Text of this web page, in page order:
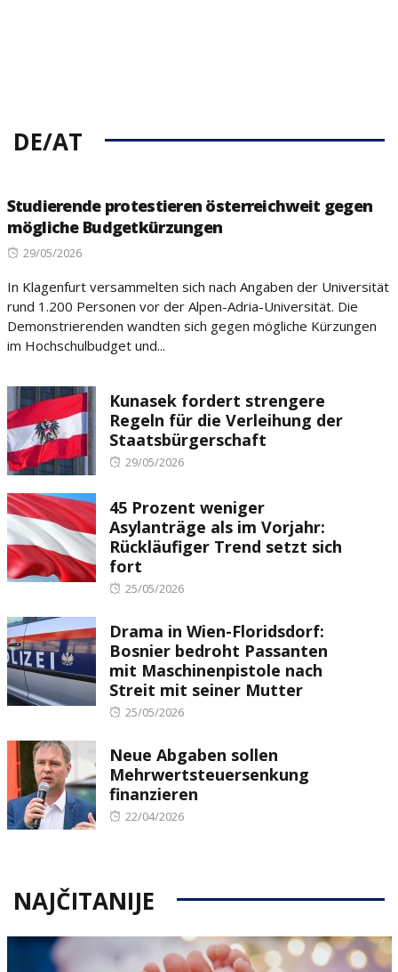
DE/AT
Studierende protestieren österreichweit gegen
mögliche Budgetkürzungen
Posted
29/05/2026
In Klagenfurt versammelten sich nach Angaben der Universität
rund 1.200 Personen vor der Alpen-Adria-Universität. Die
Demonstrierenden wandten sich gegen mögliche Kürzungen
im Hochschulbudget und...
Kunasek fordert strengere
Regeln für die Verleihung der
Staatsbürgerschaft
Posted
29/05/2026
45 Prozent weniger
Asylanträge als im Vorjahr:
Rückläufiger Trend setzt sich
fort
Posted
25/05/2026
Drama in Wien-Floridsdorf:
Bosnier bedroht Passanten
mit Maschinenpistole nach
Streit mit seiner Mutter
Posted
25/05/2026
Neue Abgaben sollen
Mehrwertsteuersenkung
finanzieren
Posted
22/04/2026
NAJČITANIJE